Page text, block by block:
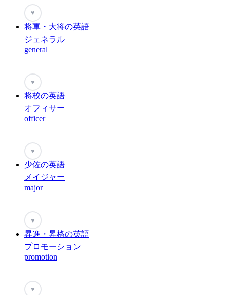
♥
将軍・大将の英語
ジェネラル
general
♥
将校の英語
オフィサー
officer
♥
少佐の英語
メイジャー
major
♥
昇進・昇格の英語
プロモーション
promotion
♥